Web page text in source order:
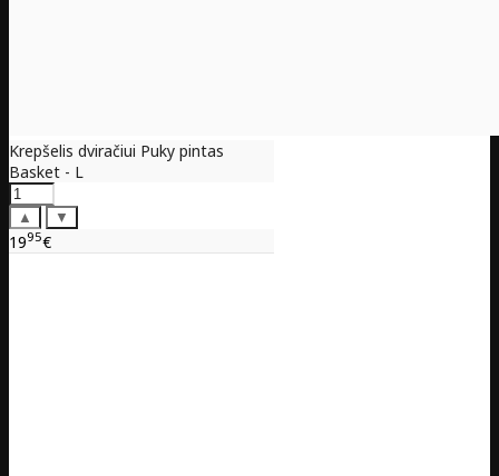
Krepšelis dviračiui Puky pintas
Basket - L
▲ ▼
1995€